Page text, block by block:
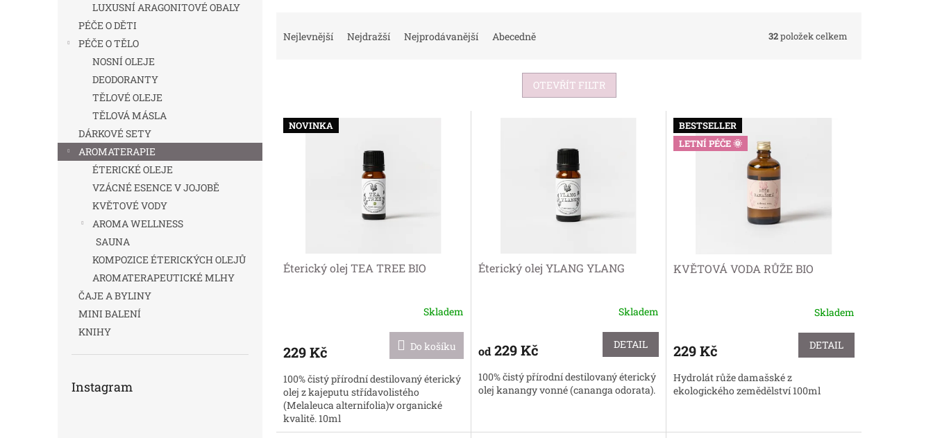
LUXUSNÍ ARAGONITOVÉ OBALY
PÉČE O DĚTI
PÉČE O TĚLO
NOSNÍ OLEJE
DEODORANTY
TĚLOVÉ OLEJE
TĚLOVÁ MÁSLA
DÁRKOVÉ SETY
AROMATERAPIE
ÉTERICKÉ OLEJE
VZÁCNÉ ESENCE V JOJOBĚ
KVĚTOVÉ VODY
AROMA WELLNESS
SAUNA
KOMPOZICE ÉTERICKÝCH OLEJŮ
AROMATERAPEUTICKÉ MLHY
ČAJE A BYLINY
MINI BALENÍ
KNIHY
Instagram
Nejlevnější Nejdražší Nejprodávanější Abecedně 32položek celkem
OTEVŘÍT FILTR
V
ý
k
NOVINKA
Éterický olej TEA TREE BIO
Skladem
229 Kč Do košíku
100% čistý přírodní destilovaný éterický
olej z kajeputu střídavolistého
(Melaleuca alternifolia)v organické
kvalitě. 10ml
Éterický olej YLANG YLANG
je
z
5
Skladem
od229 Kč DETAIL
100% čistý přírodní destilovaný éterický
olej kanangy vonné (cananga odorata).
BESTSELLER
LETNÍ PÉČE 🌞
KVĚTOVÁ VODA RŮŽE BIO
je
z
5
Skladem
229 Kč DETAIL
Hydrolát růže damašské z
ekologického zemědělství 100ml